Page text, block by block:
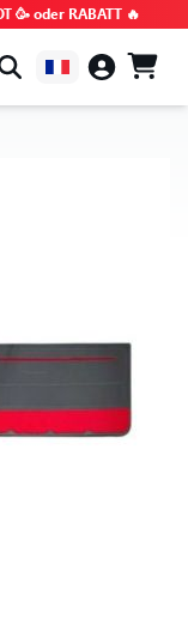
🥳 oder RABATT 🔥